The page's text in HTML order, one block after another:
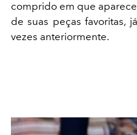
comprido em que
de suas peças favoritas,
vezes anteriormente.